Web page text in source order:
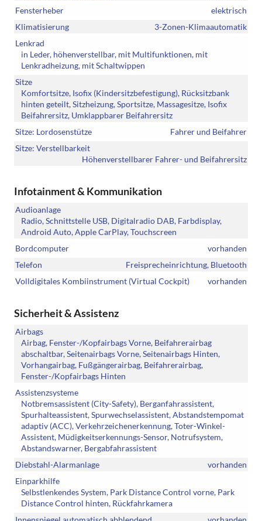
Fensterheber
elektrisch
Klimatisierung
3-Zonen-Klimaautomatik
Lenkrad
in Leder, höhenverstellbar, mit Multifunktionen, mit
Lenkradheizung, mit Schaltwippen
Sitze
Komfortsitze, Isofix (Kindersitzbefestigung), Rücksitzbank
hinten geteilt, Sitzheizung, Sportsitze, Massagesitze, Isofix
Beifahrersitz, Umklappbarer Beifahrersitz
Sitze: Lordosenstütze
Fahrer und Beifahrer
Sitze: Verstellbarkeit
Höhenverstellbarer Fahrer- und Beifahrersitz
Infotainment & Kommunikation
Audioanlage
Radio, Schnittstelle USB, Digitalradio DAB, Farbdisplay,
Android Auto, Apple CarPlay, Touchscreen
Bordcomputer
vorhanden
Telefon
Freisprecheinrichtung, Bluetooth
Volldigitales Kombiinstrument (Virtual Cockpit)
vorhanden
Sicherheit & Assistenz
Airbags
Airbag, Fenster-/Kopfairbags Vorne, Beifahrerairbag
abschaltbar, Seitenairbags Vorne, Seitenairbags Hinten,
Vorhangairbag, Fußgängerairbag, Beifahrerairbag,
Fenster-/Kopfairbags Hinten
Assistenzsysteme
Notbremsassistent (City-Safety), Berganfahrassistent,
Spurhalteassistent, Spurwechselassistent, Abstandstempomat
adaptiv (ACC), Verkehrzeichenerkennung, Toter-Winkel-
Assistent, Müdigkeitserkennungs-Sensor, Notrufsystem,
Abstandswarner, Bergabfahrassistent
Diebstahl-Alarmanlage
vorhanden
Einparkhilfe
Selbstlenkendes System, Park Distance Control vorne, Park
Distance Control hinten, Rückfahrkamera